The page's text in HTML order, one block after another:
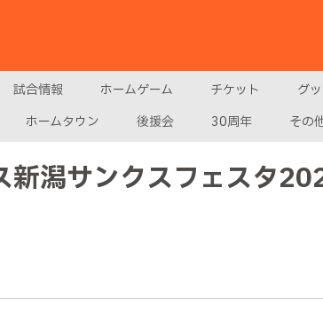
試合情報 ホームゲーム チケット グ
ホームタウン 後援会 30周年 その
潟サンクスフェスタ